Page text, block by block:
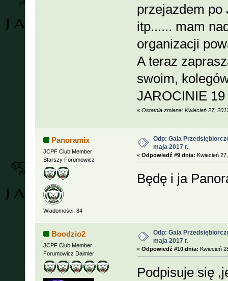
przejazdem po
itp...... mam
organizacji
A teraz
swoim,
JAROCINIE
« Ostatnia zmiana: Kwiecień 27,
Panoramix
JCPF Club Member
Starszy Forumowicz
Wiadomości: 84
Odp: Gala
maja 2017 r.
« Odpowiedź #9 dnia: Kwiecień
Będę i ja
Boodzio2
JCPF Club Member
Forumowicz Daimler
Odp: Gala
maja 2017 r.
« Odpowiedź #10 dnia: Kwiecień
Podpisuje się